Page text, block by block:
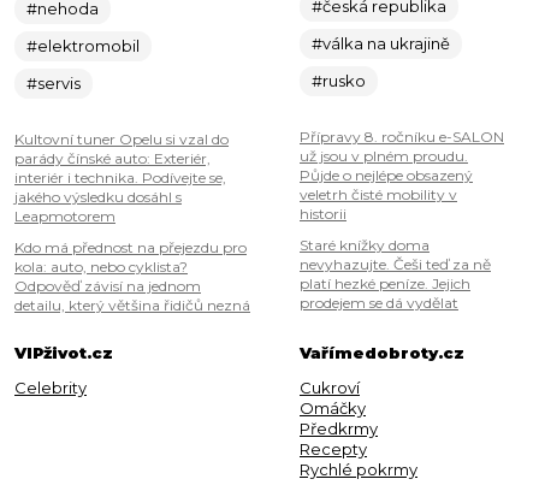
#nehoda
#elektromobil
#servis
Kultovní tuner Opelu si vzal do
parády čínské auto: Exteriér,
interiér i technika. Podívejte se,
jakého výsledku dosáhl s
Leapmotorem
Kdo má přednost na přejezdu pro
kola: auto, nebo cyklista?
Odpověď závisí na jednom
detailu, který většina řidičů nezná
#česká republika
#válka na ukrajině
#rusko
Přípravy 8. ročníku e-SALON
už jsou v plném proudu.
Půjde o nejlépe obsazený
veletrh čisté mobility v
historii
Staré knížky doma
nevyhazujte. Češi teď za ně
platí hezké peníze. Jejich
prodejem se dá vydělat
VIPživot.cz
Celebrity
Vařímedobroty.cz
Cukroví
Omáčky
Předkrmy
Recepty
Rychlé pokrmy